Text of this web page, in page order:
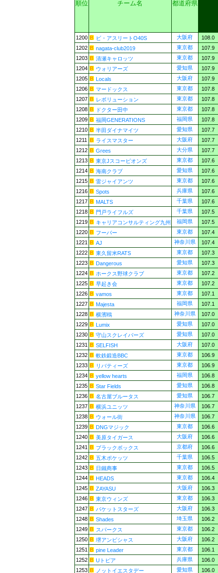
順位 チーム名 都道府県
1200 ビ・アスリートO40S 大阪府
108.0
1202
nagata-club2019 東京都
107.9
1203
清瀬キャロッツ 東京都
107.9
1204
ウォリアーズ 愛知県
107.9
1205
Locals 大阪府
107.9
1206
マードックス 東京都
107.8
1207
レボリューション 東京都
107.8
1208
ドクター田中 東京都
107.8
1209
福岡GENERATIONS 福岡県
107.8
1210
半田ダイナマイツ 愛知県
107.7
1211
ライスマスター 大阪府
107.7
1212
Grees 大分県
107.7
1213
東京Jスコーピオンズ 東京都
107.6
1214
海南クラブ 愛知県
107.6
1215
雷ジャイアンツ 東京都
107.6
1216
Spots 兵庫県
107.6
1217
MALTS 千葉県
107.6
1218
門戸ライフルズ 千葉県
107.5
1219
キャリアコンサルティング九州 福岡県
107.5
1220
フーバー 東京都
107.4
1221
AJ 神奈川県
107.4
1222
東久留米RATS 東京都
107.3
1223
Dangerous 愛知県
107.3
1224
ホークス野球クラブ 東京都
107.2
1225
早起き会 東京都
107.2
1226
vamos 東京都
107.1
1227
Majesta 福岡県
107.1
1228
横濱鴎 神奈川県
107.0
1229
Lumix 愛知県
107.0
1230
守山スクレイパーズ 愛知県
107.0
1231
SELFISH 大阪府
107.0
1232
軟鉄鍛造BBC 東京都
106.9
1233
リバティーズ 東京都
106.9
1234
yellow hearts 福岡県
106.8
1235
Star Fields 愛知県
106.8
1236
名古屋ブルータス 愛知県
106.7
1237
横浜ユニッツ 神奈川県
106.7
1238
ウォール街 神奈川県
106.7
1239
DNGマジック 東京都
106.6
1240
美原タイガース 大阪府
106.6
1241
ブラックボックス 京都府
106.6
1242
五木ポケッツ 千葉県
106.5
1243
日鐵商事 東京都
106.5
1244
HEADS 東京都
106.4
1245
ZAYASU 大阪府
106.3
1246
東京ウィンズ 東京都
106.3
1247
パケットスターズ 大阪府
106.3
1248
Shades 埼玉県
106.2
1249
スパークス 東京都
106.2
1250
堺アンビシャス 大阪府
106.2
1251
pine Leader 東京都
106.1
1252
Uトピア 兵庫県
106.0
1253
ノットイエスタデー 愛知県
106.0